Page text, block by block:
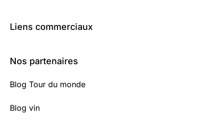
Liens commerciaux
Nos partenaires
Blog Tour du monde
Blog vin